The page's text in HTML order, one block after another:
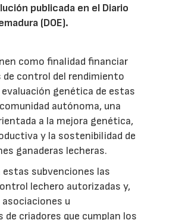
publicada en el Diario
(DOE).
como finalidad financiar
de control del rendimiento
evaluación genética de estas
autónoma, una
a la mejora genética,
y la sostenibilidad de
ganaderas lecheras.
estas subvenciones las
lechero autorizadas y,
u
de criadores que cumplan los